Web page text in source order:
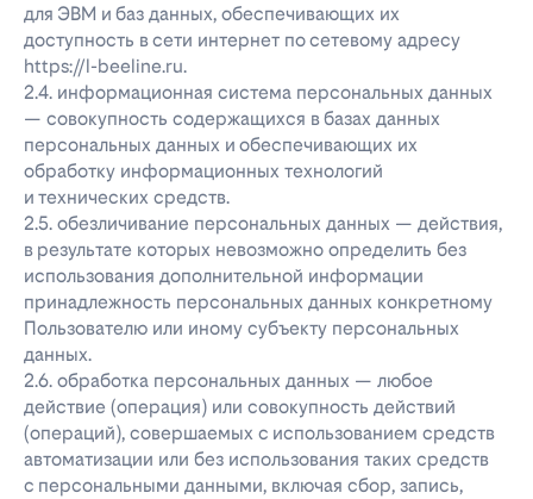
для ЭВМ и баз данных, обеспечивающих их
доступность в сети интернет по сетевому адресу
https://l-beeline.ru.
2.4. информационная система персональных данных
— совокупность содержащихся в базах данных
персональных данных и обеспечивающих их
обработку информационных технологий
и технических средств.
2.5. обезличивание персональных данных — действия,
в результате которых невозможно определить без
использования дополнительной информации
принадлежность персональных данных конкретному
Пользователю или иному субъекту персональных
данных.
2.6. обработка персональных данных — любое
действие (операция) или совокупность действий
(операций), совершаемых с использованием средств
автоматизации или без использования таких средств
с персональными данными, включая сбор, запись,